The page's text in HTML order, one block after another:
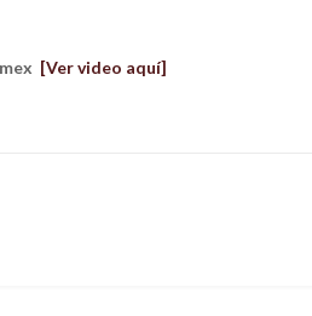
[Ver video aquí]